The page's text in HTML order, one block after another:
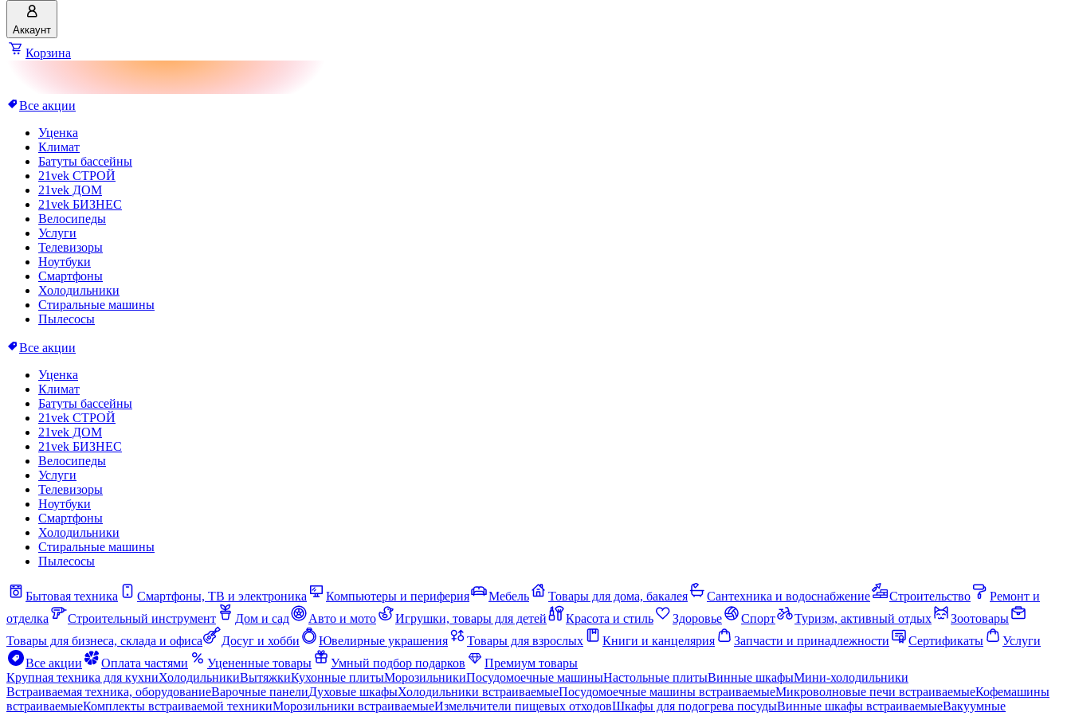
Аккаунт
Корзина
Все акции
Уценка
Климат
Батуты бассейны
21vek СТРОЙ
21vek ДОМ
21vek БИЗНЕС
Велосипеды
Услуги
Телевизоры
Ноутбуки
Смартфоны
Холодильники
Стиральные машины
Пылесосы
Все акции
Уценка
Климат
Батуты бассейны
21vek СТРОЙ
21vek ДОМ
21vek БИЗНЕС
Велосипеды
Услуги
Телевизоры
Ноутбуки
Смартфоны
Холодильники
Стиральные машины
Пылесосы
Бытовая техника Смартфоны, ТВ и электроника Компьютеры и периферия Мебель Товары для дома, бакалея Сантехника и водоснабжение Строительство
Ремонт и
отделка
Строительный инструмент Дом и сад Авто и мото Игрушки, товары для детей Красота и стиль Здоровье Спорт Туризм, активный отдых
Зоотовары
Товары для бизнеса, склада и офиса
Досуг и хобби Ювелирные украшения Товары для взрослых Книги и канцелярия Запчасти и принадлежности Сертификаты
Услуги
Все акции
Оплата частями Уцененные товары Умный подбор подарков
Премиум товары
Крупная техника для кухниХолодильникиВытяжкиКухонные плитыМорозильникиПосудомоечные машиныНастольные плитыВинные шкафыМини-холодильники
Встраиваемая техника, оборудованиеВарочные панелиДуховые шкафыХолодильники встраиваемыеПосудомоечные машины встраиваемыеМикроволновые печи встраиваемыеКофемашины
встраиваемыеКомплекты встраиваемой техникиМорозильники встраиваемыеИзмельчители пищевых отходовШкафы для подогрева посудыВинные шкафы встраиваемыеВакуумные